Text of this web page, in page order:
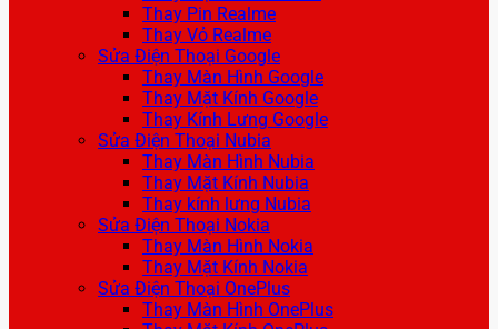
Thay Pin Realme
Thay Vỏ Realme
Sửa Điện Thoại Google
Thay Màn Hình Google
Thay Mặt Kính Google
Thay Kính Lưng Google
Sửa Điện Thoại Nubia
Thay Màn Hình Nubia
Thay Mặt Kính Nubia
Thay kính lưng Nubia
Sửa Điện Thoại Nokia
Thay Màn Hình Nokia
Thay Mặt Kính Nokia
Sửa Điện Thoại OnePlus
Thay Màn Hình OnePlus